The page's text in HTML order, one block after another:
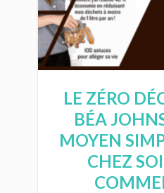
LE ZÉRO
BÉA
MOYEN
CHEZ